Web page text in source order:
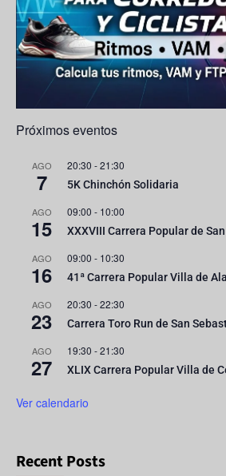
n
n
el
Próximos eventos
AGO
7
20:30 -21:30
5K Chinchón Solidaria
AGO
15
09:00 - 10:00
XXXVIII Carrera Popular de
AGO
16
09:00 - 10:30
41ª Carrera Popular Villa de
AGO
23
20:30 -22:30
Carrera Toro Run de San
AGO
27
19:30 -21:30
XLIX Carrera Popular Villa de
Ver calendario
Recent Posts